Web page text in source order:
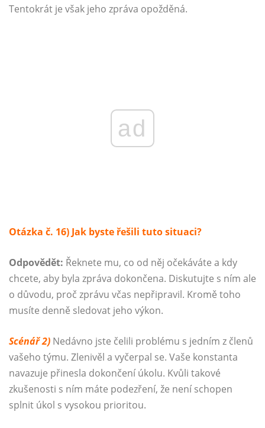
Tentokrát je však jeho zpráva opožděná.
ad
Otázka č. 16) Jak byste řešili tuto situaci?
Odpovědět: Řeknete mu, co od něj očekáváte a kdy
chcete, aby byla zpráva dokončena. Diskutujte s ním ale
o důvodu, proč zprávu včas nepřipravil. Kromě toho
musíte denně sledovat jeho výkon.
Scénář 2) Nedávno jste čelili problému s jedním z členů
vašeho týmu. Zlenivěl a vyčerpal se. Vaše konstanta
navazuje přinesla dokončení úkolu. Kvůli takové
zkušenosti s ním máte podezření, že není schopen
splnit úkol s vysokou prioritou.